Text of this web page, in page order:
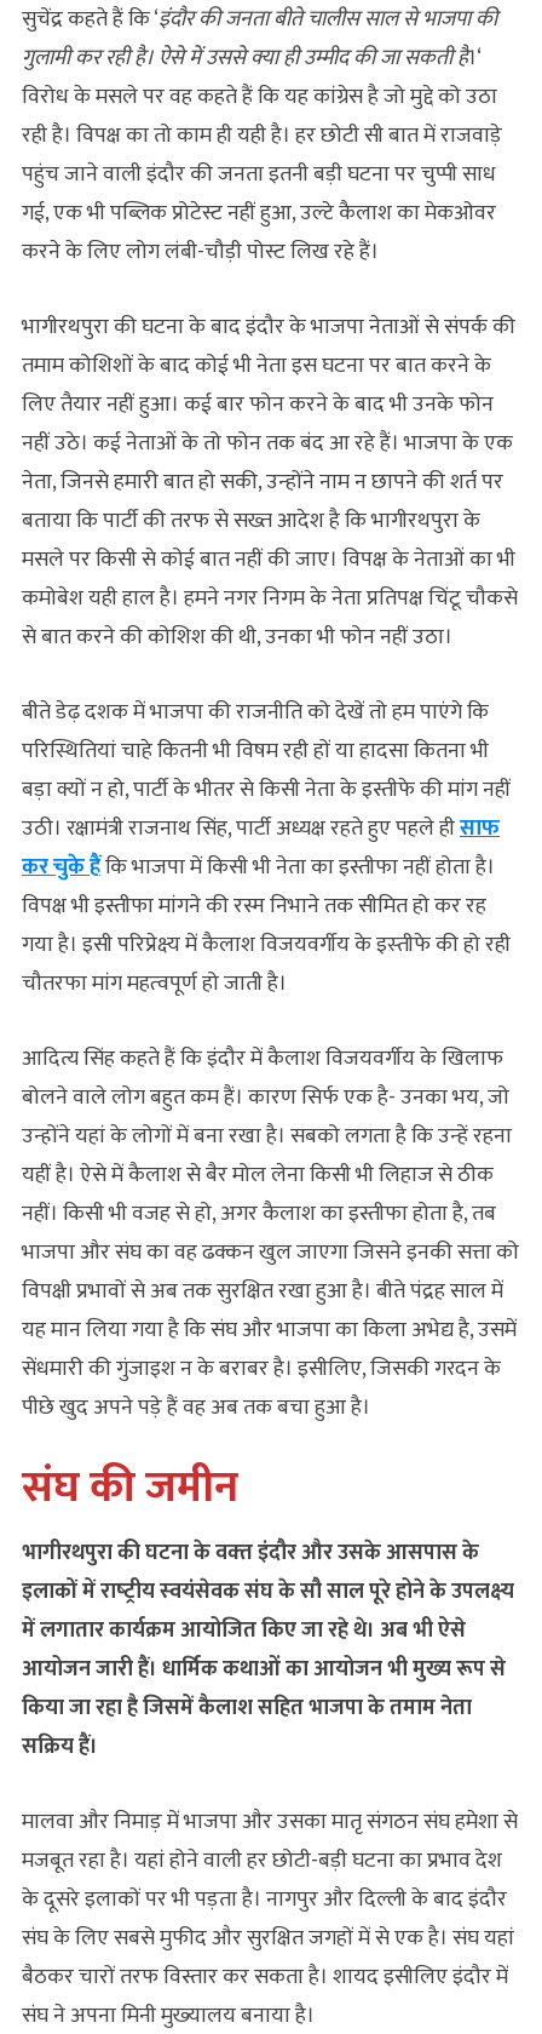
सुचेंद्र कहते हैं कि ‘इंदौर की जनता बीते चालीस साल से भाजपा की
गुलामी कर रही है। ऐसे में उससे क्या ही उम्मीद की जा सकती है।‘
विरोध के मसले पर वह कहते हैं कि यह कांग्रेस है जो मुद्दे को उठा
रही है। विपक्ष का तो काम ही यही है। हर छोटी सी बात में राजवाड़े
पहुंच जाने वाली इंदौर की जनता इतनी बड़ी घटना पर चुप्पी साध
गई, एक भी पब्लिक प्रोटेस्ट नहीं हुआ, उल्टे कैलाश का मेकओवर
करने के लिए लोग लंबी-चौड़ी पोस्ट लिख रहे हैं।
भागीरथपुरा की घटना के बाद इंदौर के भाजपा नेताओं से संपर्क की
तमाम कोशिशों के बाद कोई भी नेता इस घटना पर बात करने के
लिए तैयार नहीं हुआ। कई बार फोन करने के बाद भी उनके फोन
नहीं उठे। कई नेताओं के तो फोन तक बंद आ रहे हैं। भाजपा के एक
नेता, जिनसे हमारी बात हो सकी, उन्‍होंने नाम न छापने की शर्त पर
बताया कि पार्टी की तरफ से सख्त आदेश है कि भागीरथपुरा के
मसले पर किसी से कोई बात नहीं की जाए। विपक्ष के नेताओं का भी
कमोबेश यही हाल है। हमने नगर निगम के नेता प्रतिपक्ष चिंटू चौकसे
से बात करने की कोशिश की थी, उनका भी फोन नहीं उठा।
बीते डेढ़ दशक में भाजपा की राजनीति को देखें तो हम पाएंगे कि
परिस्थितियां चाहे कितनी भी विषम रही हों या हादसा कितना भी
बड़ा क्यों न हो, पार्टी के भीतर से किसी नेता के इस्तीफे की मांग नहीं
उठी। रक्षामंत्री राजनाथ सिंह, पार्टी अध्यक्ष रहते हुए पहले हीसाफ
कर चुके हैंकि भाजपा में किसी भी नेता का इस्तीफा नहीं होता है।
विपक्ष भी इस्तीफा मांगने की रस्म निभाने तक सीमित हो कर रह
गया है। इसी परिप्रेक्ष्‍य में कैलाश विजयवर्गीय के इस्‍तीफे की हो रही
चौतरफा मांग महत्‍वपूर्ण हो जाती है।
आदित्य सिंह कहते हैं कि इंदौर में कैलाश विजयवर्गीय के खिलाफ
बोलने वाले लोग बहुत कम हैं। कारण सिर्फ एक है- उनका भय, जो
उन्होंने यहां के लोगों में बना रखा है। सबको लगता है कि उन्‍हें रहना
यहीं है। ऐसे में कैलाश से बैर मोल लेना किसी भी लिहाज से ठीक
नहीं। किसी भी वजह से हो, अगर कैलाश का इस्तीफा होता है, तब
भाजपा और संघ का वह ढक्कन खुल जाएगा जिसने इनकी सत्ता को
विपक्षी प्रभावों से अब तक सुरक्षित रखा हुआ है। बीते पंद्रह साल में
यह मान लिया गया है कि संघ और भाजपा का किला अभेद्य है, उसमें
सेंधमारी की गुंजाइश न के बराबर है। इसीलिए, जिसकी गरदन के
पीछे खुद अपने पड़े हैं वह अब तक बचा हुआ है।
संघ की जमीन
भागीरथपुरा की घटना के वक्‍त इंदौर और उसके आसपास के
इलाकों में राष्‍ट्रीय स्‍वयंसेवक संघ के सौ साल पूरे होने के उपलक्ष्‍य
में लगातार कार्यक्रम आयोजित किए जा रहे थे। अब भी ऐसे
आयोजन जारी हैं। धार्मिक कथाओं का आयोजन भी मुख्य रूप से
किया जा रहा है जिसमें कैलाश सहित भाजपा के तमाम नेता
सक्रिय हैं।
मालवा और निमाड़ में भाजपा और उसका मातृ संगठन संघ हमेशा से
मजबूत रहा है। यहां होने वाली हर छोटी-बड़ी घटना का प्रभाव देश
के दूसरे इलाकों पर भी पड़ता है। नागपुर और दिल्ली के बाद इंदौर
संघ के लिए सबसे मुफीद और सुरक्षित जगहों में से एक है। संघ यहां
बैठकर चारों तरफ विस्तार कर सकता है। शायद इसीलिए इंदौर में
संघ ने अपना मिनी मुख्‍यालय बनाया है।